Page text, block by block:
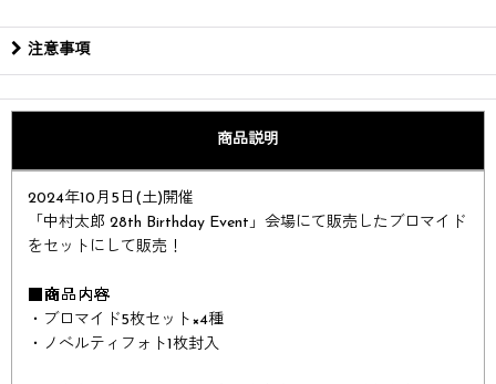
注意事項
商品説明
2024年10月5日(土)開催
「中村太郎 28th Birthday Event」会場にて販売したブロマイド
をセットにして販売！
■商品内容
・ブロマイド5枚セット×4種
・ノベルティフォト1枚封入